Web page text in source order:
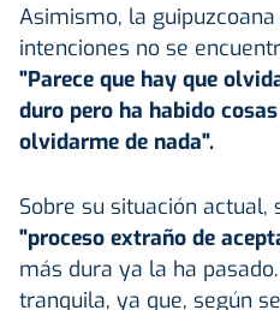
Asimismo, la
intenciones no se
"Parece que hay que
duro pero ha habido
olvidarme de nada".
Sobre su situación actual,
"proceso extraño de
más dura ya la ha
tranquila, ya que, según